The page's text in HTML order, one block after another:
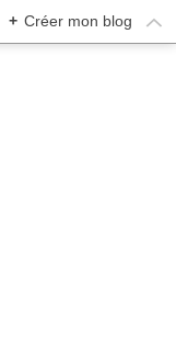
+ Créer mon blog